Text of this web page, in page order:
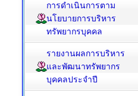
การดำเนินการตาม
นโยบายการบริหาร
ทรัพยากรบุคคล
รายงานผลการบริหาร
และพัฒนาทรัพยากร
บุคคลประจำปี